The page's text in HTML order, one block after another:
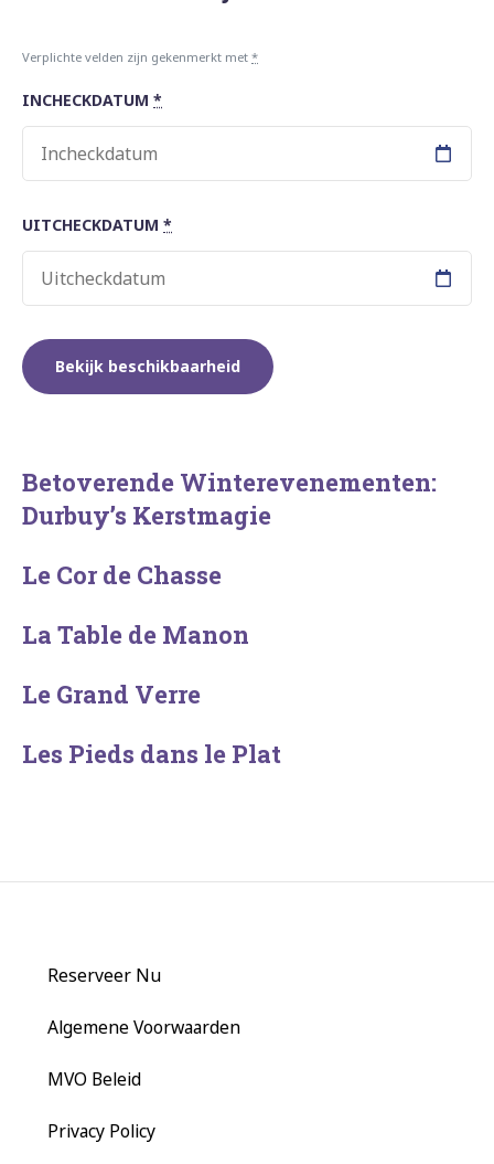
Verplichte velden zijn gekenmerkt met *
INCHECKDATUM *
UITCHECKDATUM *
Betoverende Winterevenementen:
Durbuy’s Kerstmagie
Le Cor de Chasse
La Table de Manon
Le Grand Verre
Les Pieds dans le Plat
Reserveer Nu
Algemene Voorwaarden
MVO Beleid
Privacy Policy